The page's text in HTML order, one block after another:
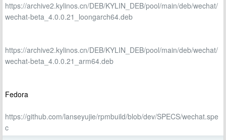
https://archive2.kylinos.cn/DEB/KYLIN_DEB/pool/main/deb/wechat/
wechat-beta_4.0.0.21_loongarch64.deb
https://archive2.kylinos.cn/DEB/KYLIN_DEB/pool/main/deb/wechat/
wechat-beta_4.0.0.21_arm64.deb
Fedora
https://github.com/lanseyujie/rpmbuild/blob/dev/SPECS/wechat.spe
c